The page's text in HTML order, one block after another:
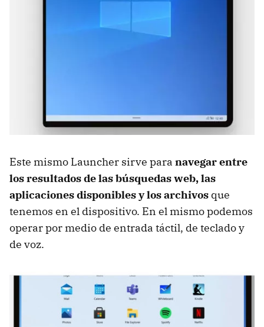
Este mismo Launcher sirve para navegar entre
los resultados de las búsquedas web, las
aplicaciones disponibles y los archivos que
tenemos en el dispositivo. En el mismo podemos
operar por medio de entrada táctil, de teclado y
de voz.